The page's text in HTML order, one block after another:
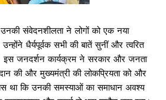
संवेदनशीलता ने लोगों को एक नया
धैर्यपूर्वक सभी की बातें सुनीं और त्वरित
इस जनदर्शन कार्यक्रम ने सरकार और जनता
की और मुख्यमंत्री की लोकप्रियता को और
था कि उनकी समस्याओं का समाधान अवश्य